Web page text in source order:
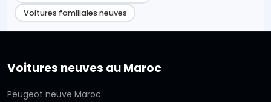
Voitures familiales neuves
Voitures neuves au Maroc
Peugeot neuve Maroc